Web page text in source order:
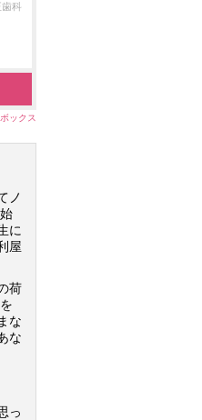
科
ックス
ノ
に
屋
荷
な
な
っ